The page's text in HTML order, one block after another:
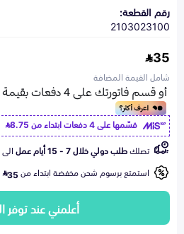
رقم القطعة:
2103023100
35
شامل القيمة المضافة
قسّمها على 4 دفعات ابتداء من
8.75
تصلكطلب دولي خلال 7 - 15 أيام عمل الى
استمتع برسوم شحن مخفضة ابتداء من35
أعلمني عند توفر